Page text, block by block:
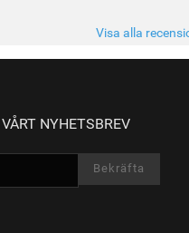
mina förväntningar. Färgerna var
och varje penseldrag kän
Visa alla
NYHETSBREV